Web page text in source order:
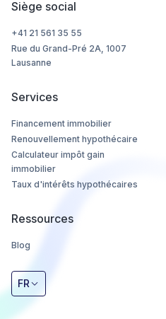
Siège social
+41 21 561 35 55
Rue du Grand-Pré 2A, 1007
Lausanne
Services
Financement immobilier
Renouvellement hypothécaire
Calculateur impôt gain
immobilier
Taux d'intérêts hypothécaires
Ressources
Blog
FR